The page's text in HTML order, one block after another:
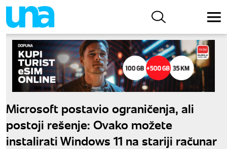
Microsoft postavio ograničenja, ali
postoji rešenje: Ovako možete
instalirati Windows 11 na stariji računar